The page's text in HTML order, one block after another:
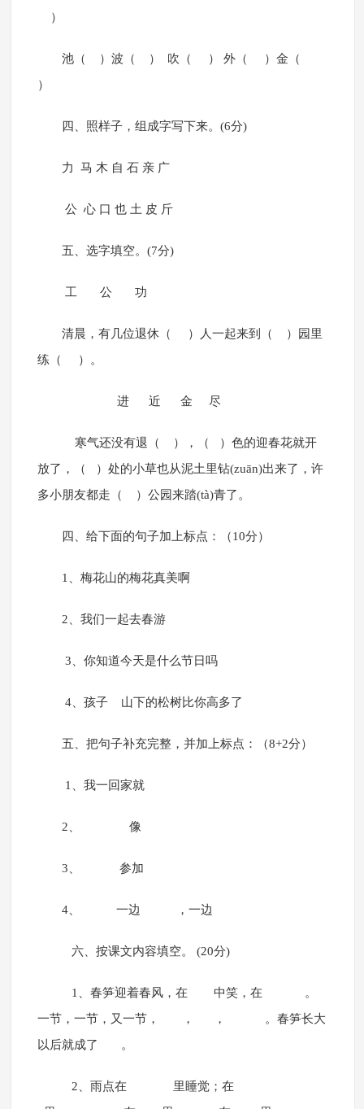
）
池（ ）波（ ） 吹（ ） 外（ ）金（
）
四、照样子，组成字写下来。(6分)
力 马 木 自 石 亲 广
公 心 口 也 土 皮 斤
五、选字填空。(7分)
工 公 功
清晨，有几位退休（ ）人一起来到（ ）园里
练（ ）。
进 近 金 尽
寒气还没有退（ ），（ ）色的迎春花就开
放了，（ ）处的小草也从泥土里钻(zuān)出来了，许
多小朋友都走（ ）公园来踏(tà)青了。
四、给下面的句子加上标点：（10分）
1、梅花山的梅花真美啊
2、我们一起去春游
3、你知道今天是什么节日吗
4、孩子 山下的松树比你高多了
五、把句子补充完整，并加上标点：（8+2分）
1、我一回家就
2、 像
3、 参加
4、 一边 ，一边
六、按课文内容填空。 (20分)
1、春笋迎着春风，在 中笑，在 。
一节，一节，又一节， ， ， 。春笋长大
以后就成了 。
2、雨点在 里睡觉；在